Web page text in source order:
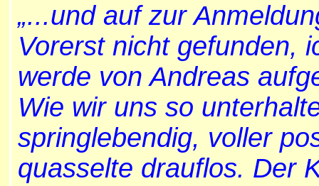
„...und auf zur
Vorerst nicht gefunden,
werde von Andreas
Wie wir uns so
springlebendig, voller
quasselte drauflos. Der